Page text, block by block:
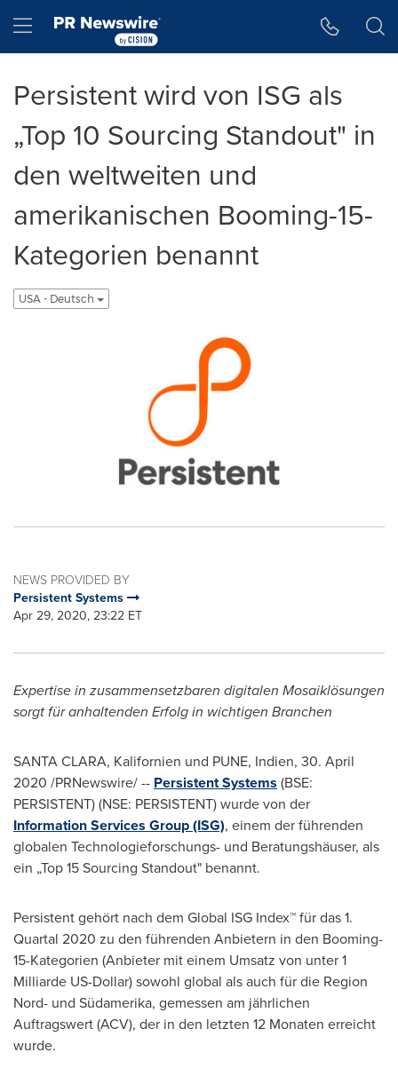
Hamburger menu
Persistent wird von ISG als
„Top 10 Sourcing Standout" in
den weltweiten und
amerikanischen Booming-15-
Kategorien benannt
USA - Deutsch
NEWS PROVIDED BY
Persistent Systems
Apr 29, 2020, 23:22 ET
Expertise in zusammensetzbaren digitalen Mosaiklösungen
sorgt für anhaltenden Erfolg in wichtigen Branchen
SANTA CLARA, Kalifornien und PUNE, Indien, 30. April
2020 /PRNewswire/ -- Persistent Systems (BSE:
PERSISTENT) (NSE: PERSISTENT) wurde von der
Information Services Group (ISG), einem der führenden
globalen Technologieforschungs- und Beratungshäuser, als
ein „Top 15 Sourcing Standout" benannt.
Persistent gehört nach dem Global ISG Index™ für das 1.
Quartal 2020 zu den führenden Anbietern in den Booming-
15-Kategorien (Anbieter mit einem Umsatz von unter 1
Milliarde US-Dollar) sowohl global als auch für die Region
Nord- und Südamerika, gemessen am jährlichen
Auftragswert (ACV), der in den letzten 12 Monaten erreicht
wurde.